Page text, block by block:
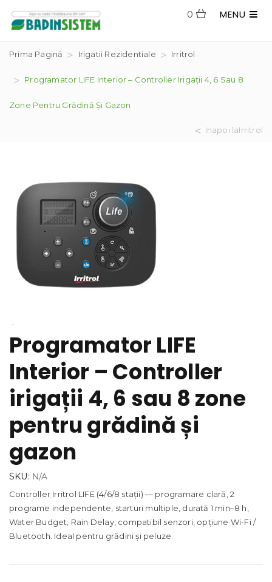
MENU
0
Prima Pagină Irigatii Rezidentiale Irritrol
Programator LIFE Interior – Controller Irigații 4, 6 Sau 8
Zone Pentru Grădină Și Gazon
Inapoi laIrritrol
Programator LIFE
Interior – Controller
irigații 4, 6 sau 8 zone
pentru grădină și
gazon
SKU: N/A
Controller Irritrol LIFE (4/6/8 stații) — programare clară, 2
programe independente, starturi multiple, durată 1 min–8 h,
Water Budget, Rain Delay, compatibil senzori, opțiune Wi-Fi /
Bluetooth. Ideal pentru grădini și peluze.